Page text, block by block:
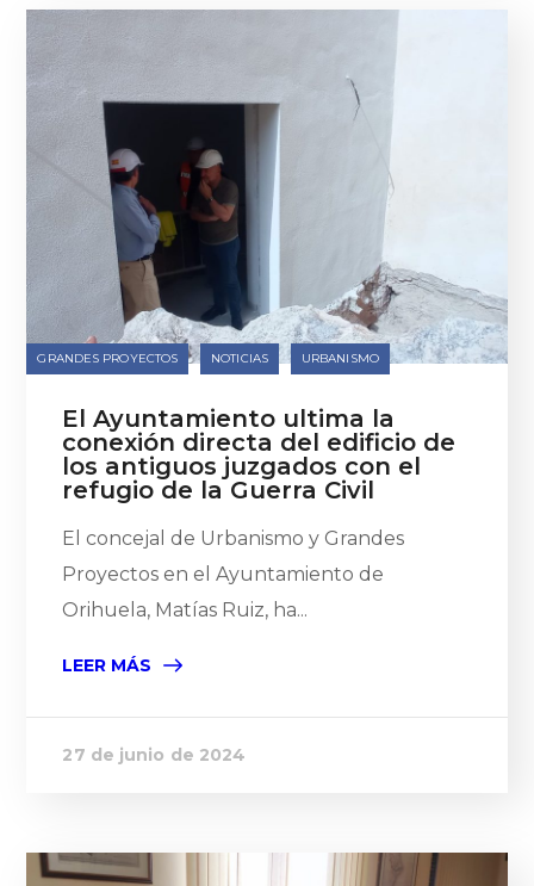
GRANDES PROYECTOS NOTICIAS URBANISMO
El Ayuntamiento ultima la
conexión directa del edificio de
los antiguos juzgados con el
refugio de la Guerra Civil
El concejal de Urbanismo y Grandes
Proyectos en el Ayuntamiento de
Orihuela, Matías Ruiz, ha...
LEER MÁS
27 de junio de 2024